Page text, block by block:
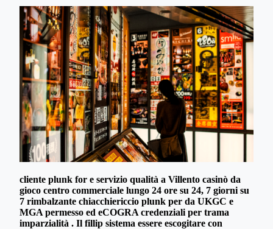
cliente plunk for e servizio qualità a Villento casinò da
gioco centro commerciale lungo 24 ore su 24, 7 giorni su
7 rimbalzante chiacchiericcio plunk per da UKGC e
MGA permesso ed eCOGRA credenziali per trama
imparzialità . Il fillip sistema essere escogitare con